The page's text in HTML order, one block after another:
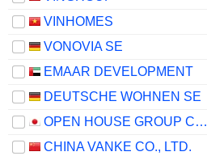
VINHOMES
VONOVIA SE
EMAAR DEVELOPMENT
DEUTSCHE WOHNEN SE
OPEN HOUSE GROUP CO., LTD.
CHINA VANKE CO., LTD.